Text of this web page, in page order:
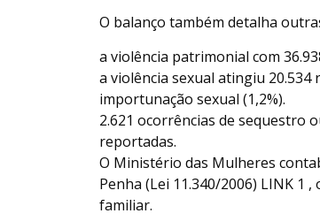
O balanço também detalha
a violência patrimonial com
a violência sexual atingiu 20.534
importunação sexual (1,2%).
2.621 ocorrências de sequestro
reportadas.
O Ministério das Mulheres
Penha (Lei 11.340/2006) LINK 1
familiar.